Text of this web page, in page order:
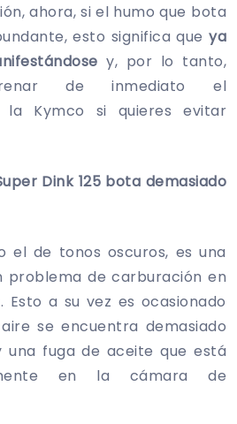
ahora, si el humo que bota
esto significa que ya
y, por lo tanto,
de inmediato el
la Kymco si quieres evitar
Dink 125 bota demasiado
el de tonos oscuros, es una
problema de carburación en
a su vez es ocasionado
se encuentra demasiado
una fuga de aceite que está
en la cámara de